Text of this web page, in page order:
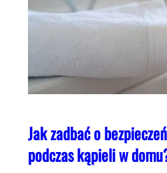
Jak zadbać o
podczas kąpieli w